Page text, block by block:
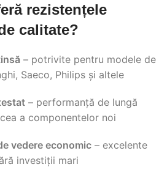
rezistențele
calitate?
– potrivite pentru modele de
Saeco, Philips și altele
– performanță de lungă
a componentelor noi
vedere economic – excelente
investiții mari